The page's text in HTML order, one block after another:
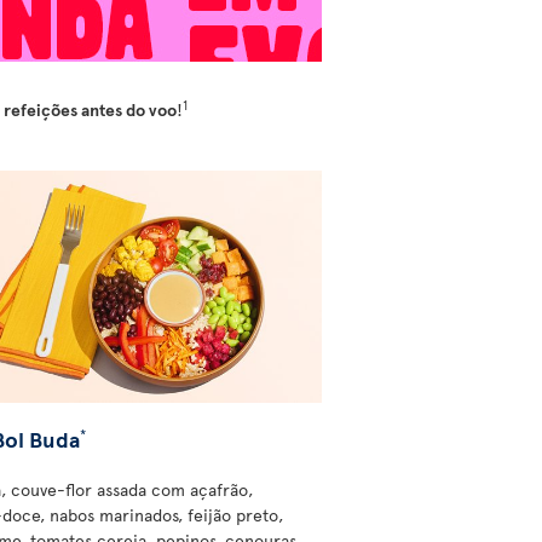
antes do voo!1
Buda*
couve-flor assada com açafrão,
nabos marinados, feijão preto,